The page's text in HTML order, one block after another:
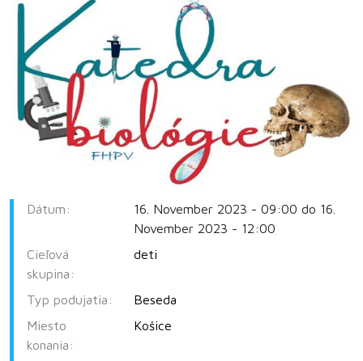
Dátum:
16. November 2023 - 09:00 do 16.
November 2023 - 12:00
Cieľová
skupina:
deti
Typ podujatia:
Beseda
Miesto
konania:
Košice